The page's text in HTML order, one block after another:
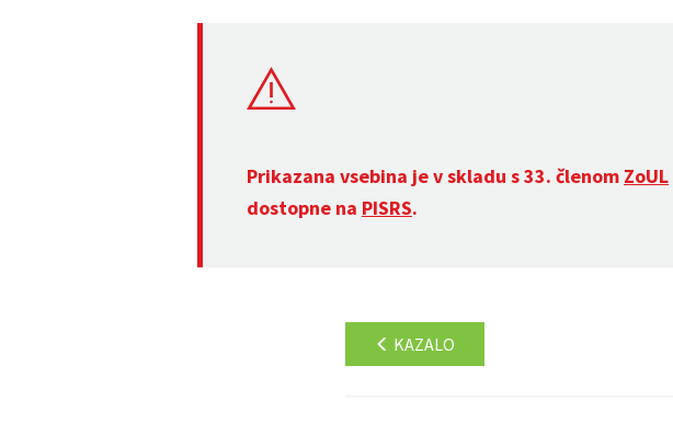
Prikazana vsebina je v skladu s 33. členom ZoUL
dostopne na PISRS.
KAZALO